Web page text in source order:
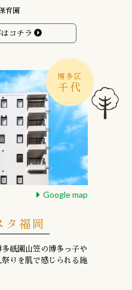
育園
コチラ
Google map
博多区
千代
タ福岡
多祇園山笠の博多っ子や
祭りを肌で感じられる施